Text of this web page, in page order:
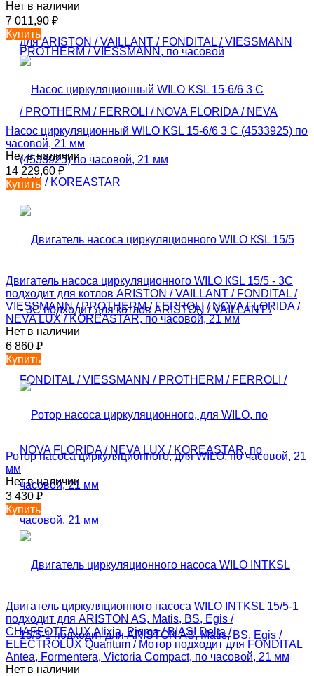
Нет в наличии
7 011,90 ₽
Купить
Насос циркуляционный WILO KSL 15-6/6 3 C (4533925) по
часовой, 21 мм
Нет в наличии
14 229,60 ₽
Купить
Двигатель насоса циркуляционного WILO КSL 15/5 - 3C
подходит для котлов ARISTON / VAILLANT / FONDITAL /
VIESSMANN / PROTHERM / FERROLI / NOVA FLORIDA /
NEVA LUX / KOREASTAR, по часовой, 21 мм
Нет в наличии
6 860 ₽
Купить
Ротор насоса циркуляционного, для WILO, по часовой, 21
мм
Нет в наличии
3 430 ₽
Купить
Двигатель циркуляционного насоса WILO INTKSL 15/5-1
подходит для ARISTON AS, Matis, BS, Egis /
CHAFFOTEAUX Alixia, Pigma / BIASI Delta /
ELECTROLUX Quantum / Мотор подходит для FONDITAL
Antea, Formentera, Victoria Compact, по часовой, 21 мм
Нет в наличии